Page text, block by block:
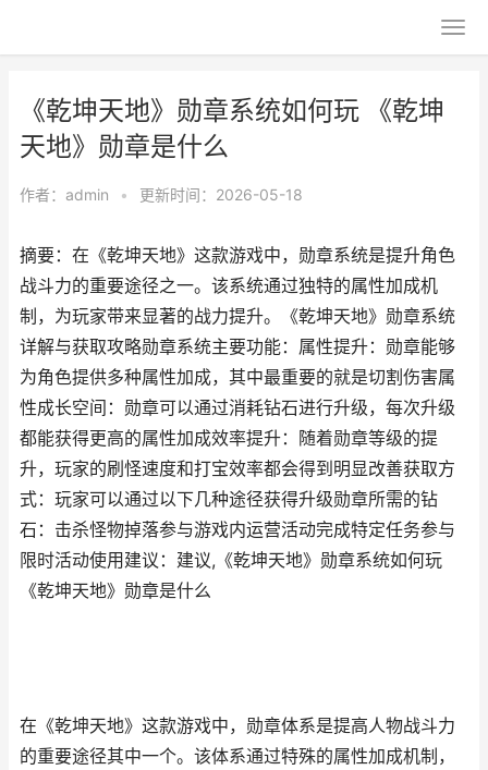
《乾坤天地》勋章系统如何玩 《乾坤
天地》勋章是什么
作者： admin • 更新时间：2026-05-18
摘要：在《乾坤天地》这款游戏中，勋章系统是提升角色
战斗力的重要途径之一。该系统通过独特的属性加成机
制，为玩家带来显著的战力提升。《乾坤天地》勋章系统
详解与获取攻略勋章系统主要功能：属性提升：勋章能够
为角色提供多种属性加成，其中最重要的就是切割伤害属
性成长空间：勋章可以通过消耗钻石进行升级，每次升级
都能获得更高的属性加成效率提升：随着勋章等级的提
升，玩家的刷怪速度和打宝效率都会得到明显改善获取方
式：玩家可以通过以下几种途径获得升级勋章所需的钻
石：击杀怪物掉落参与游戏内运营活动完成特定任务参与
限时活动使用建议：建议,《乾坤天地》勋章系统如何玩
《乾坤天地》勋章是什么
在《乾坤天地》这款游戏中，勋章体系是提高人物战斗力
的重要途径其中一个。该体系通过特殊的属性加成机制，